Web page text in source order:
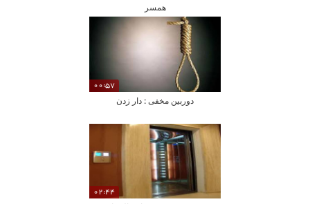
همسر
00:57
دوربین مخفی : دار زدن
02:44